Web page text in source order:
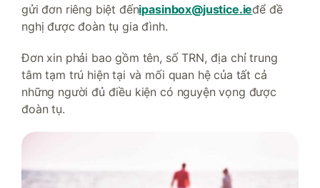
gửi đơn riêng biệt đếnipasinbox@justice.ieđể đề
nghị được đoàn tụ gia đình.
Đơn xin phải bao gồm tên, số TRN, địa chỉ trung
tâm tạm trú hiện tại và mối quan hệ của tất cả
những người đủ điều kiện có nguyện vọng được
đoàn tụ.